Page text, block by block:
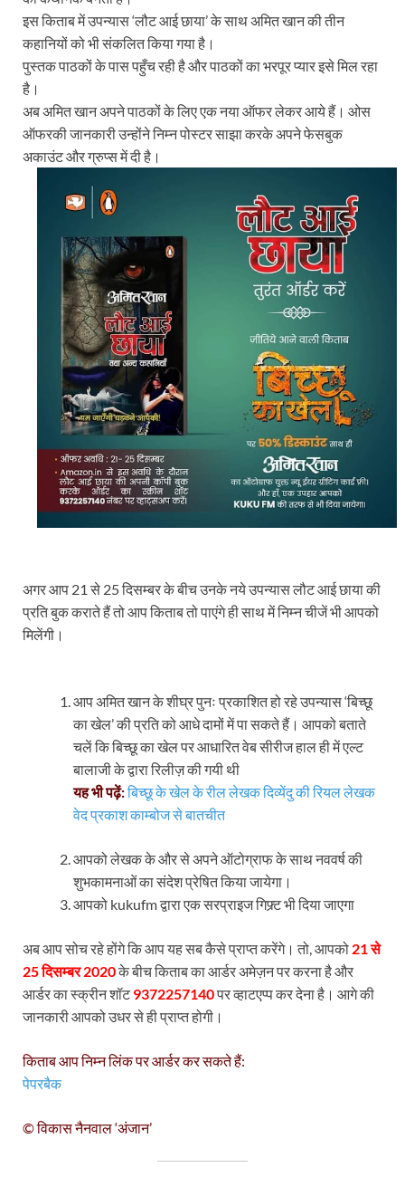
इस किताब में उपन्यास ‘लौट आई छाया’ के साथ अमित खान की तीन
कहानियों को भी संकलित किया गया है।
पुस्तक पाठकों के पास पहुँच रही है और पाठकों का भरपूर प्यार इसे मिल रहा
है।
अब अमित खान अपने पाठकों के लिए एक नया ऑफर लेकर आये हैं। ओस
ऑफरकी जानकारी उन्होंने निम्न पोस्टर साझा करके अपने फेसबुक
अकाउंट और ग्रुप्स में दी है।
अगर आप 21 से 25 दिसम्बर के बीच उनके नये उपन्यास लौट आई छाया की
प्रति बुक कराते हैं तो आप किताब तो पाएंगे ही साथ में निम्न चीजें भी आपको
मिलेंगी।
आप अमित खान के शीघ्र पुनः प्रकाशित हो रहे उपन्यास ‘बिच्छू
का खेल’ की प्रति को आधे दामों में पा सकते हैं। आपको बताते
चलें कि बिच्छू का खेल पर आधारित वेब सीरीज हाल ही में एल्ट
बालाजी के द्वारा रिलीज़ की गयी थी
यह भी पढ़ें:बिच्छू के खेल के रील लेखक दिव्येंदु की रियल लेखक
वेद प्रकाश काम्बोज से बातचीत
आपको लेखक के और से अपने ऑटोग्राफ के साथ नववर्ष की
शुभकामनाओं का संदेश प्रेषित किया जायेगा।
आपको kukufm द्वारा एक सरप्राइज गिफ्र्ट भी दिया जाएगा
अब आप सोच रहे होंगे कि आप यह सब कैसे प्राप्त करेंगे। तो, आपको 21 से
25 दिसम्बर 2020के बीच किताब का आर्डर अमेज़न पर करना है और
आर्डर का स्क्रीन शॉट9372257140पर व्हाटएप्प कर देना है। आगे की
जानकारी आपको उधर से ही प्राप्त होगी।
किताब आप निम्न लिंक पर आर्डर कर सकते हैं:
पेपरबैक
© विकास नैनवाल ‘अंजान’